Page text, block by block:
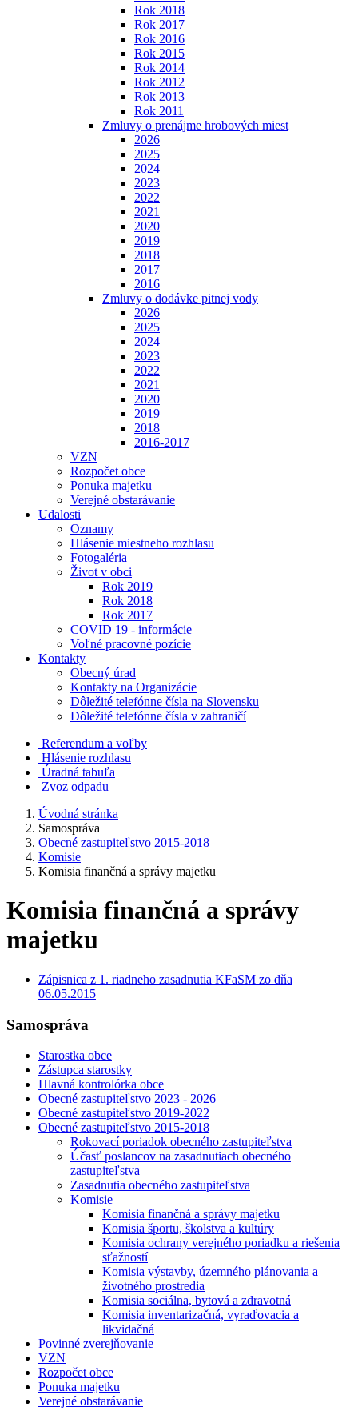
Rok 2018
Rok 2017
Rok 2016
Rok 2015
Rok 2014
Rok 2012
Rok 2013
Rok 2011
Zmluvy o prenájme hrobových miest
2026
2025
2024
2023
2022
2021
2020
2019
2018
2017
2016
Zmluvy o dodávke pitnej vody
2026
2025
2024
2023
2022
2021
2020
2019
2018
2016-2017
VZN
Rozpočet obce
Ponuka majetku
Verejné obstarávanie
Udalosti
Oznamy
Hlásenie miestneho rozhlasu
Fotogaléria
Život v obci
Rok 2019
Rok 2018
Rok 2017
COVID 19 - informácie
Voľné pracovné pozície
Kontakty
Obecný úrad
Kontakty na Organizácie
Dôležité telefónne čísla na Slovensku
Dôležité telefónne čísla v zahraničí
Referendum a voľby
Hlásenie rozhlasu
Úradná tabuľa
Zvoz odpadu
Úvodná stránka
Samospráva
Obecné zastupiteľstvo 2015-2018
Komisie
Komisia finančná a správy majetku
Komisia finančná a správy
majetku
Zápisnica z 1. riadneho zasadnutia KFaSM zo dňa
06.05.2015
Samospráva
Starostka obce
Zástupca starostky
Hlavná kontrolórka obce
Obecné zastupiteľstvo 2023 - 2026
Obecné zastupiteľstvo 2019-2022
Obecné zastupiteľstvo 2015-2018
Rokovací poriadok obecného zastupiteľstva
Účasť poslancov na zasadnutiach obecného
zastupiteľstva
Zasadnutia obecného zastupiteľstva
Komisie
Komisia finančná a správy majetku
Komisia športu, školstva a kultúry
Komisia ochrany verejného poriadku a riešenia
sťažností
Komisia výstavby, územného plánovania a
životného prostredia
Komisia sociálna, bytová a zdravotná
Komisia inventarizačná, vyraďovacia a
likvidačná
Povinné zverejňovanie
VZN
Rozpočet obce
Ponuka majetku
Verejné obstarávanie